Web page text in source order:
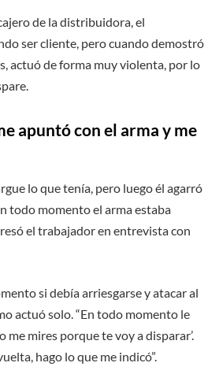
de la distribuidora, el
ser cliente, pero cuando demostró
actuó de forma muy violenta, por lo
apuntó con el arma y me
lo que tenía, pero luego él agarró
todo momento el arma estaba
el trabajador en entrevista con
si debía arriesgarse y atacar al
actuó solo. “En todo momento le
me mires porque te voy a disparar’.
hago lo que me indicó”.